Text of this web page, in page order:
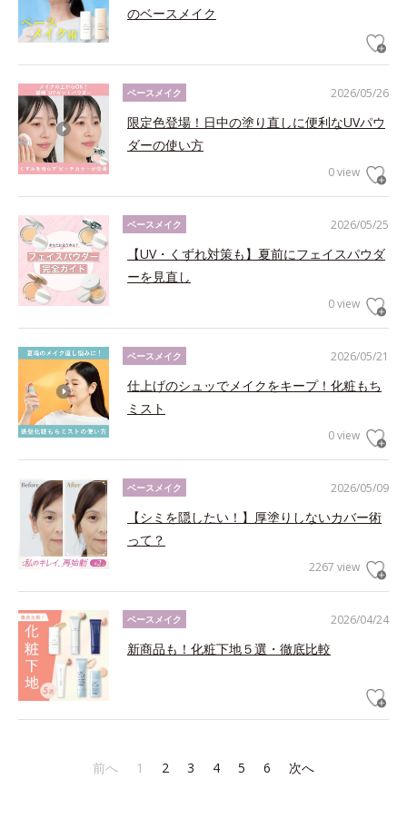
のベースメイク
2026/05/26
ベースメイク
限定色登場！日中の塗り直しに便利なUVパウ
ダーの使い方
0 view
2026/05/25
ベースメイク
【UV・くずれ対策も】夏前にフェイスパウダ
ーを見直し
0 view
2026/05/21
ベースメイク
仕上げのシュッでメイクをキープ！化粧もち
ミスト
0 view
2026/05/09
ベースメイク
【シミを隠したい！】厚塗りしないカバー術
って？
2267 view
2026/04/24
ベースメイク
新商品も！化粧下地５選・徹底比較
前へ 1 2 3 4 5 6 次へ